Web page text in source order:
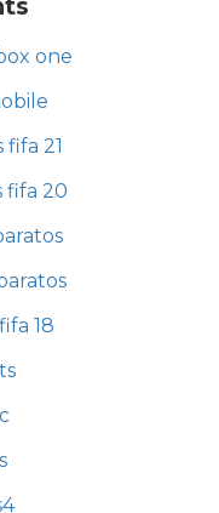
one
21
fifa 20
18